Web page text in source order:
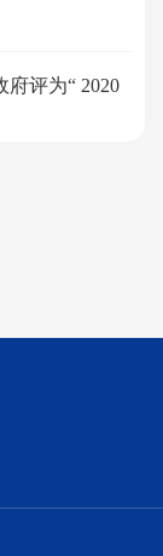
府评为“ 2020